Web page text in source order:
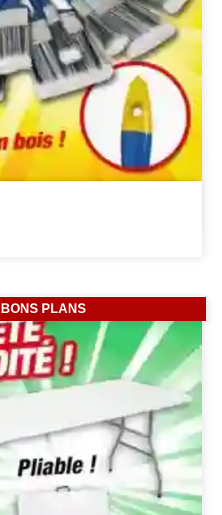
BONS PLANS